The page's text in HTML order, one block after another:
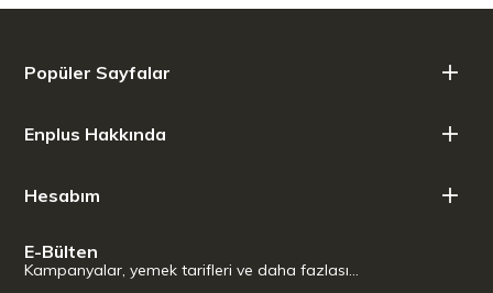
oluşur.
Günlük yaşantınızı kolaylaştırın: Piroliz kendi kendine temizlik
temizliği oldukça azaltır. Artık sert temizlik maddeleri kullanmak ve
derece pratik bir yanı da: Temizlik esnasında fırının modeline göre
Isınan sadece yemek olur
Miele fırınların çevresi sürekli soğuk tutulur. Bu sayede hem
Popüler Sayfalar
Enplus Hakkında
Hesabım
E-Bülten
Kampanyalar, yemek tarifleri ve daha fazlası…